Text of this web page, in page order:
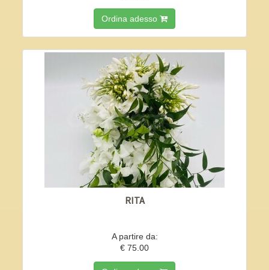
Ordina adesso
RITA
A partire da:
€ 75.00